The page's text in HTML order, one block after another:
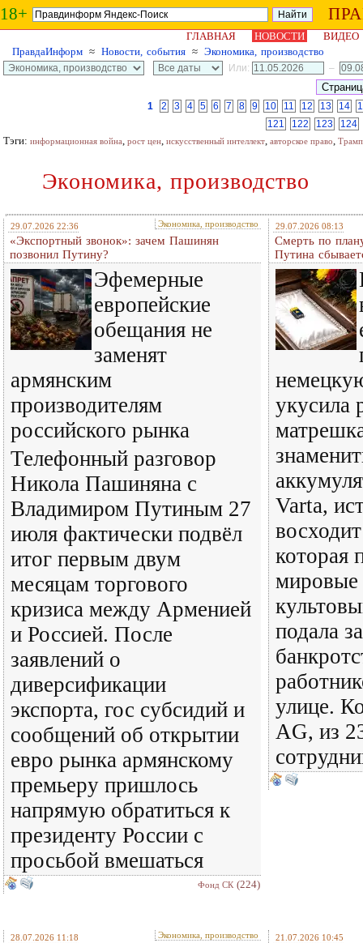
18+
ГЛАВНАЯ НОВОСТИ
ВИДЕО
ПравдаИнформ ≈ Новости, события ≈ Экономика, производство
Или: –
1 2 3 4 5 6 7 8 9 10 11 12 13 14
121
122 123 124
Тэги: информационная война, рост цен, искусственный интеллект, авторское право, Трамп
Экономика, производство
29.07.2026 22:36 Экономика, производство
«Экспортный звонок»: зачем Пашинян
позвонил Путину?
Эфемерные
европейские
обещания не
заменят
армянским
производителям
российского рынка
Телефонный разговор
Никола Пашиняна с
Владимиром Путиным 27
июля фактически подвёл
итог первым двум
месяцам торгового
кризиса между Арменией
и Россией. После
заявлений о
диверсификации
экспорта, гос субсидий и
сообщений об открытии
евро рынка армянскому
премьеру пришлось
напрямую обратиться к
президенту России с
просьбой вмешаться
Фонд СК (224)
29.07.2026 08:13
Смерть по
Путина
укусила
Varta,
которая
мировые
подала
улице.
AG, из
28.07.2026 11:18 Экономика, производство 21.07.2026 10:45